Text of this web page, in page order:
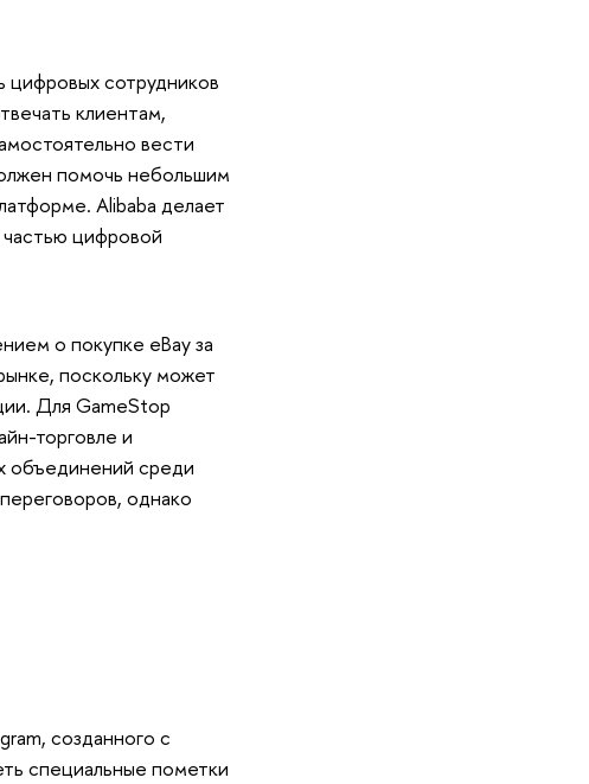
цифровых сотрудников
клиентам,
вести
помочь небольшим
Alibaba делает
цифровой
о покупке eBay за
поскольку может
Для GameStop
торговле и
объединений среди
однако
созданного с
специальные пометки